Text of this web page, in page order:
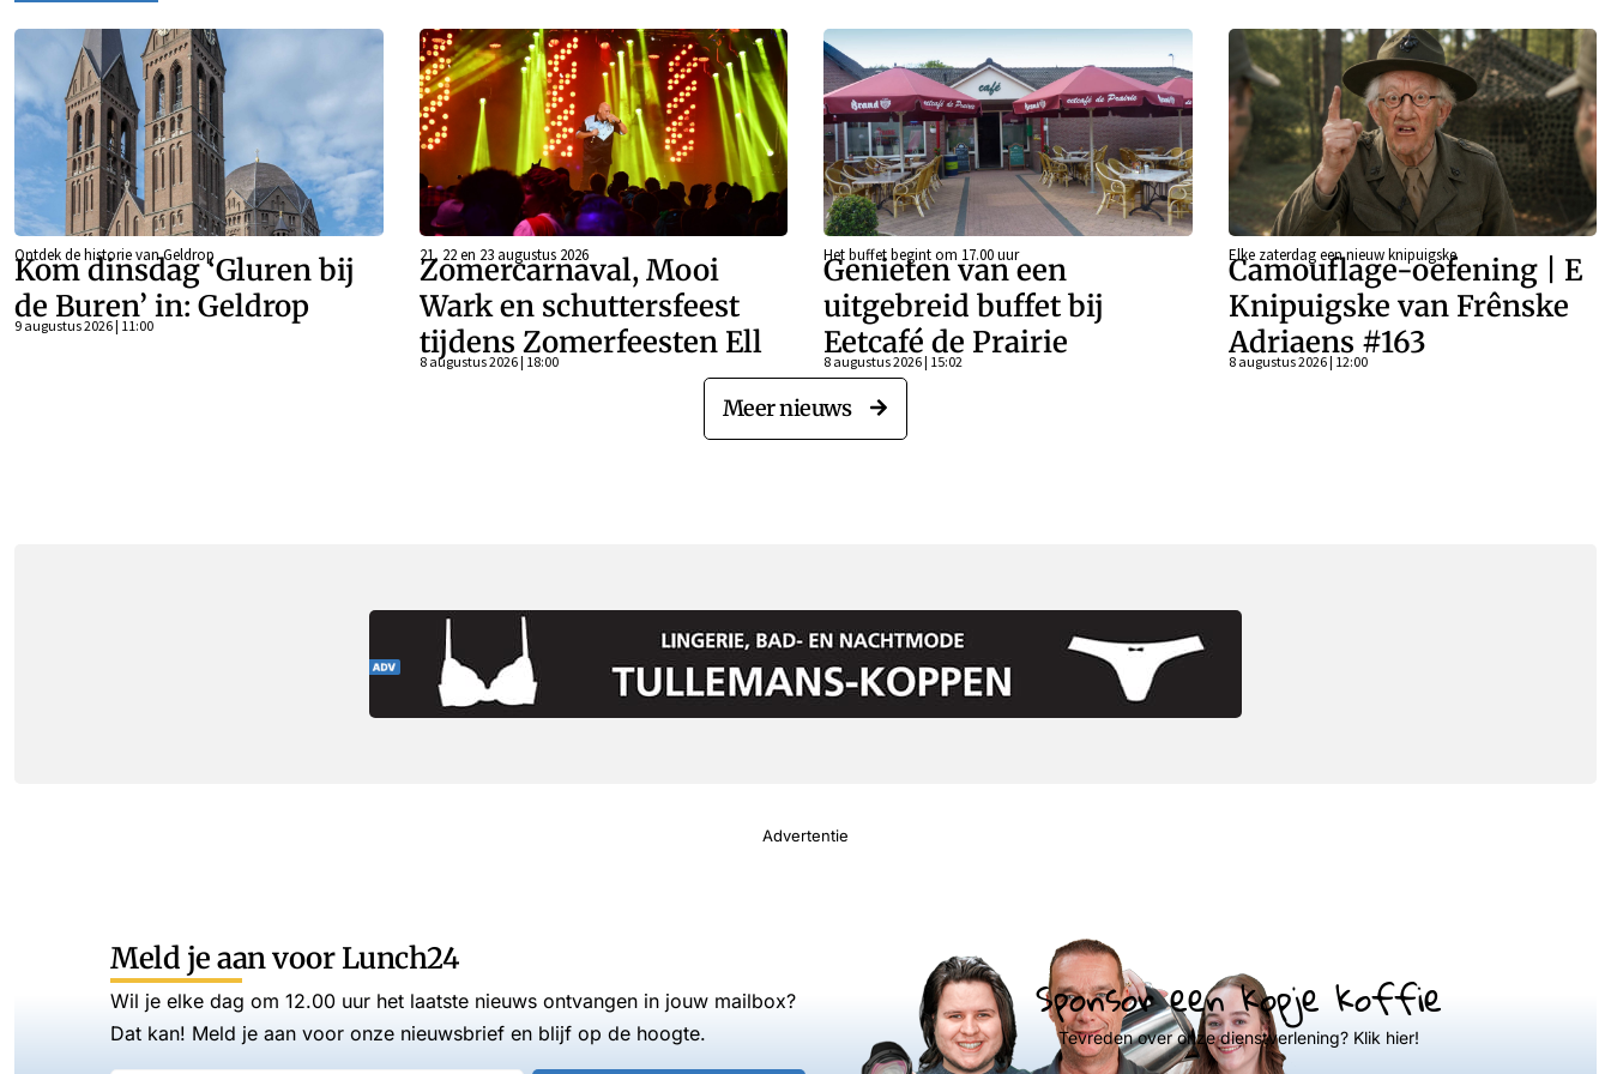
Ontdek de historie van Geldrop
Kom dinsdag ‘Gluren bij
de Buren’ in: Geldrop
9 augustus 2026 | 11:00
21, 22 en 23 augustus 2026
Zomercarnaval, Mooi
Wark en schuttersfeest
tijdens Zomerfeesten Ell
8 augustus 2026 | 18:00
Het buffet begint om 17.00 uur
Genieten van een
uitgebreid buffet bij
Eetcafé de Prairie
8 augustus 2026 | 15:02
Elke zaterdag een nieuw knipuigske
Camouflage-oefening | E
Knipuigske van Frênske
Adriaens #163
8 augustus 2026 | 12:00
Meer nieuws
Advertentie
Meld je aan voor Lunch24
Wil je elke dag om 12.00 uur het laatste nieuws ontvangen in jouw mailbox?
Dat kan! Meld je aan voor onze nieuwsbrief en blijf op de hoogte.
Sponsor een kopje koffie
Tevreden over onze dienstverlening? Klik hier!